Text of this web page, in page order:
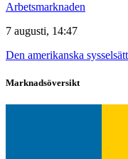
Arbetsmarknaden
7 augusti, 14:47
Den amerikanska
Marknadsöversikt